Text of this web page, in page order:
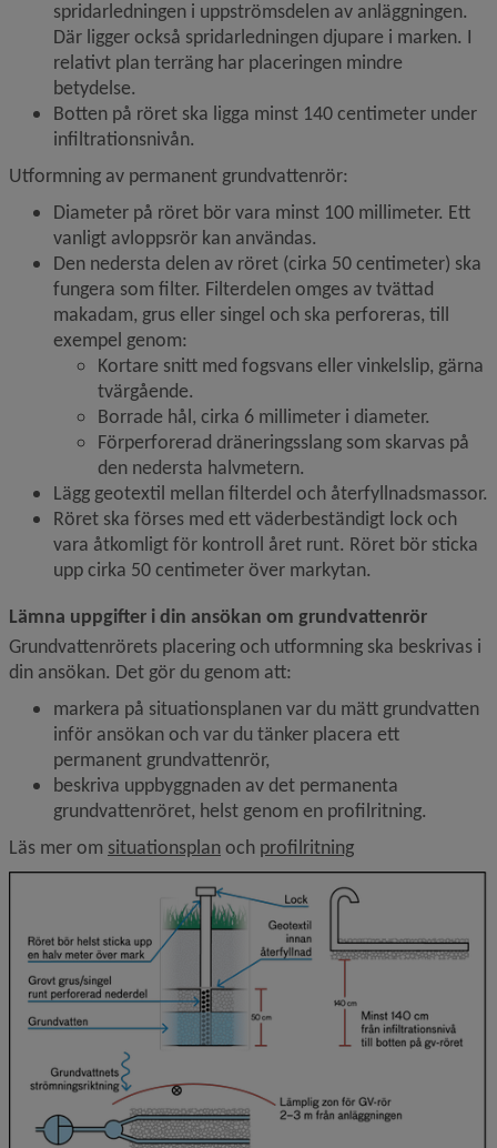
spridarledningen i uppströmsdelen av anläggningen.
Där ligger också spridarledningen djupare i marken. I
relativt plan terräng har placeringen mindre
betydelse.
Botten på röret ska ligga minst 140 centimeter under
infiltrationsnivån.
Utformning av permanent grundvattenrör:
Diameter på röret bör vara minst 100 millimeter. Ett
vanligt avloppsrör kan användas.
Den nedersta delen av röret (cirka 50 centimeter) ska
fungera som filter. Filterdelen omges av tvättad
makadam, grus eller singel och ska perforeras, till
exempel genom:
Kortare snitt med fogsvans eller vinkelslip, gärna
tvärgående.
Borrade hål, cirka 6 millimeter i diameter.
Förperforerad dräneringsslang som skarvas på
den nedersta halvmetern.
Lägg geotextil mellan filterdel och återfyllnadsmassor.
Röret ska förses med ett väderbeständigt lock och
vara åtkomligt för kontroll året runt. Röret bör sticka
upp cirka 50 centimeter över markytan.
Lämna uppgifter i din ansökan om grundvattenrör
Grundvattenrörets placering och utformning ska beskrivas i
din ansökan. Det gör du genom att:
markera på situationsplanen var du mätt grundvatten
inför ansökan och var du tänker placera ett
permanent grundvattenrör,
beskriva uppbyggnaden av det permanenta
grundvattenröret, helst genom en profilritning.
Läs mer om situationsplan och profilritning